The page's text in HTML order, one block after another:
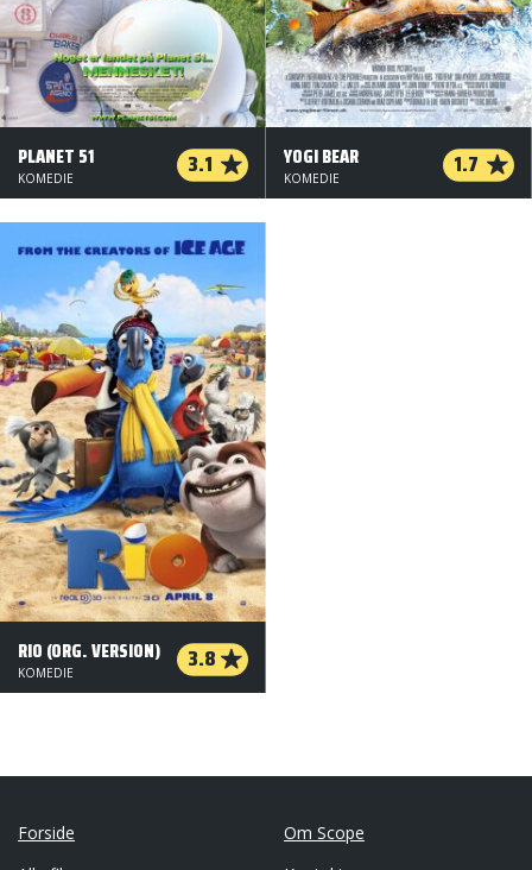
PLANET 51 3.1
KOMEDIE
YOGI BEAR 1.7
KOMEDIE
RIO (ORG. VERSION) 3.8
KOMEDIE
Forside
Om Scope